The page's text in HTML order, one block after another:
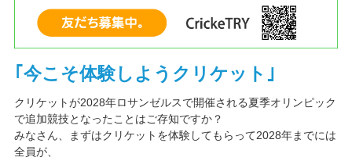
｢今こそ体験しようクリケット｣
クリケットが2028年ロサンゼルスで開催される夏季オリンピック
で追加競技となったことはご存知ですか？
みなさん、まずはクリケットを体験してもらって2028年までには
全員が、